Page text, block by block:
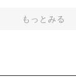
もっとみる